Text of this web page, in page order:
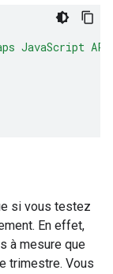
JavaScript
si vous testez
En effet,
à mesure que
trimestre. Vous